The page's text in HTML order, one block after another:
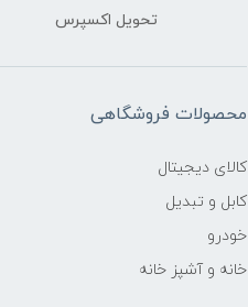
تحویل اکسپرس
محصولات فروشگاهی
کالای دیجیتال
کابل و تبدیل
خودرو
خانه و آشپز خانه